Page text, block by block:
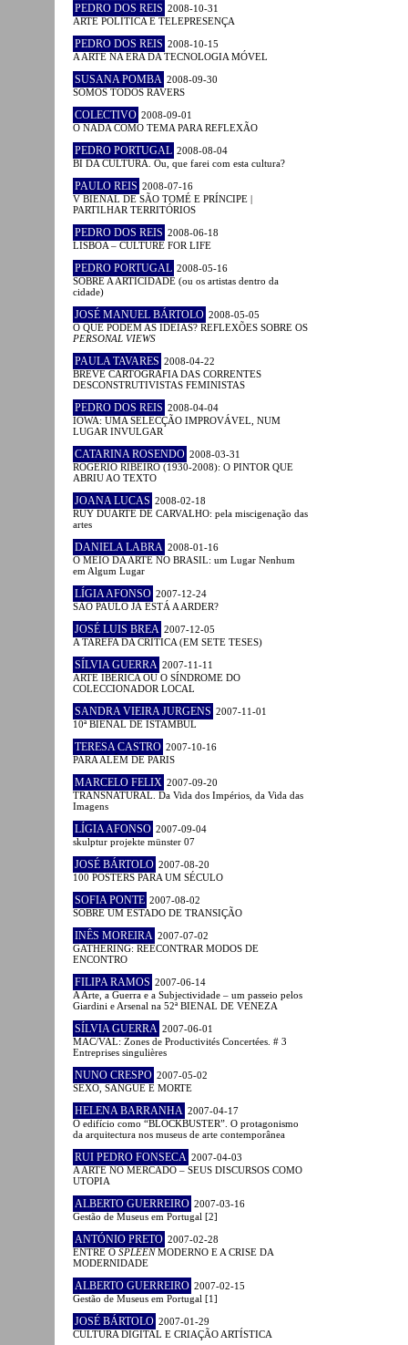
PEDRO DOS REIS 2008-10-31
ARTE POLÍTICA E TELEPRESENÇA
PEDRO DOS REIS 2008-10-15
A ARTE NA ERA DA TECNOLOGIA MÓVEL
SUSANA POMBA 2008-09-30
SOMOS TODOS RAVERS
COLECTIVO 2008-09-01
O NADA COMO TEMA PARA REFLEXÃO
PEDRO PORTUGAL 2008-08-04
BI DA CULTURA. Ou, que farei com esta cultura?
PAULO REIS 2008-07-16
V BIENAL DE SÃO TOMÉ E PRÍNCIPE |
PARTILHAR TERRITÓRIOS
PEDRO DOS REIS 2008-06-18
LISBOA – CULTURE FOR LIFE
PEDRO PORTUGAL 2008-05-16
SOBRE A ARTICIDADE (ou os artistas dentro da
cidade)
JOSÉ MANUEL BÁRTOLO 2008-05-05
O QUE PODEM AS IDEIAS? REFLEXÕES SOBRE OS
PERSONAL VIEWS
PAULA TAVARES 2008-04-22
BREVE CARTOGRAFIA DAS CORRENTES
DESCONSTRUTIVISTAS FEMINISTAS
PEDRO DOS REIS 2008-04-04
IOWA: UMA SELECÇÃO IMPROVÁVEL, NUM
LUGAR INVULGAR
CATARINA ROSENDO 2008-03-31
ROGÉRIO RIBEIRO (1930-2008): O PINTOR QUE
ABRIU AO TEXTO
JOANA LUCAS 2008-02-18
RUY DUARTE DE CARVALHO: pela miscigenação das
artes
DANIELA LABRA 2008-01-16
O MEIO DA ARTE NO BRASIL: um Lugar Nenhum
em Algum Lugar
LÍGIA AFONSO 2007-12-24
SÃO PAULO JÁ ESTÁ A ARDER?
JOSÉ LUIS BREA 2007-12-05
A TAREFA DA CRÍTICA (EM SETE TESES)
SÍLVIA GUERRA 2007-11-11
ARTE IBÉRICA OU O SÍNDROME DO
COLECCIONADOR LOCAL
SANDRA VIEIRA JURGENS 2007-11-01
10ª BIENAL DE ISTAMBUL
TERESA CASTRO 2007-10-16
PARA ALÉM DE PARIS
MARCELO FELIX 2007-09-20
TRANSNATURAL. Da Vida dos Impérios, da Vida das
Imagens
LÍGIA AFONSO 2007-09-04
skulptur projekte münster 07
JOSÉ BÁRTOLO 2007-08-20
100 POSTERS PARA UM SÉCULO
SOFIA PONTE 2007-08-02
SOBRE UM ESTADO DE TRANSIÇÃO
INÊS MOREIRA 2007-07-02
GATHERING: REECONTRAR MODOS DE
ENCONTRO
FILIPA RAMOS 2007-06-14
A Arte, a Guerra e a Subjectividade – um passeio pelos
Giardini e Arsenal na 52ª BIENAL DE VENEZA
SÍLVIA GUERRA 2007-06-01
MAC/VAL: Zones de Productivités Concertées. # 3
Entreprises singulières
NUNO CRESPO 2007-05-02
SEXO, SANGUE E MORTE
HELENA BARRANHA 2007-04-17
O edifício como “BLOCKBUSTER”. O protagonismo
da arquitectura nos museus de arte contemporânea
RUI PEDRO FONSECA 2007-04-03
A ARTE NO MERCADO – SEUS DISCURSOS COMO
UTOPIA
ALBERTO GUERREIRO 2007-03-16
Gestão de Museus em Portugal [2]
ANTÓNIO PRETO 2007-02-28
ENTRE O SPLEENMODERNO E A CRISE DA
MODERNIDADE
ALBERTO GUERREIRO 2007-02-15
Gestão de Museus em Portugal [1]
JOSÉ BÁRTOLO 2007-01-29
CULTURA DIGITAL E CRIAÇÃO ARTÍSTICA